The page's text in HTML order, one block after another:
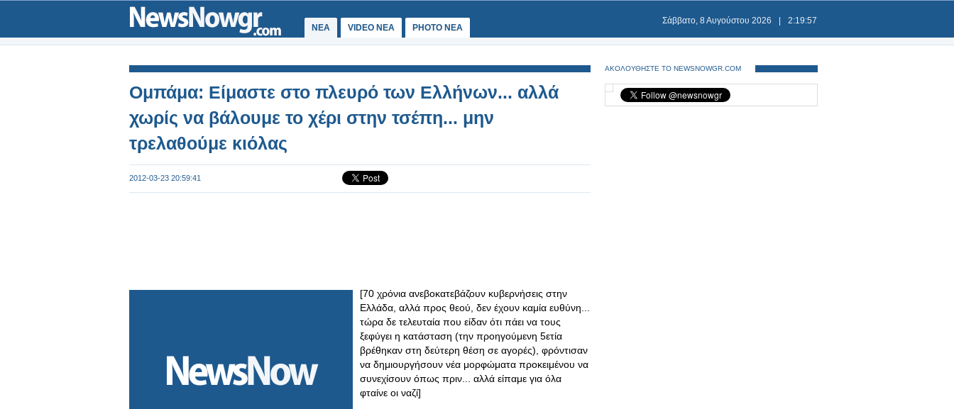
ΝΕΑ VIDEO NEA PHOTO NEA
Σάββατο, 8 Αυγούστου 2026 2:19:57
Ομπάμα: Είμαστε στο πλευρό των Ελλήνων... αλλά
χωρίς να βάλουμε το χέρι στην τσέπη... μην
τρελαθούμε κιόλας
2012-03-23 20:59:41
[70 χρόνια ανεβοκατεβάζουν κυβερνήσεις στην
Ελλάδα, αλλά προς θεού, δεν έχουν καμία ευθύνη...
τώρα δε τελευταία που είδαν ότι πάει να τους
ξεφύγει η κατάσταση (την προηγούμενη 5ετία
βρέθηκαν στη δεύτερη θέση σε αγορές), φρόντισαν
να δημιουργήσουν νέα μορφώματα προκειμένου να
συνεχίσουν όπως πριν... αλλά είπαμε για όλα
φταίνε οι ναζί]
ΑΚΟΛΟΥΘΗΣΤΕ ΤΟ NEWSNOWGR.COM